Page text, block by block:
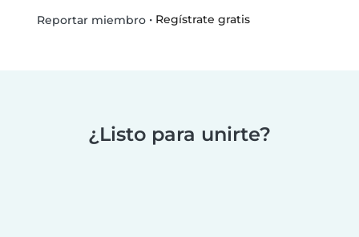
Reportar miembro• Regístrate gratis
¿Listo para unirte?